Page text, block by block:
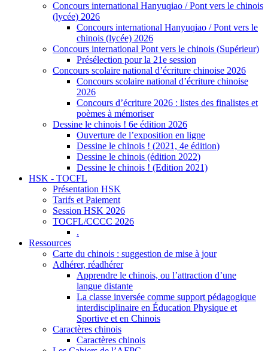
Concours international Hanyuqiao / Pont vers le chinois
(lycée) 2026
Concours international Hanyuqiao / Pont vers le
chinois (lycée) 2026
Concours international Pont vers le chinois (Supérieur)
Présélection pour la 21e session
Concours scolaire national d’écriture chinoise 2026
Concours scolaire national d’écriture chinoise
2026
Concours d’écriture 2026 : listes des finalistes et
poèmes à mémoriser
Dessine le chinois ! 6e édition 2026
Ouverture de l’exposition en ligne
Dessine le chinois ! (2021, 4e édition)
Dessine le chinois (édition 2022)
Dessine le chinois ! (Edition 2021)
HSK - TOCFL
Présentation HSK
Tarifs et Paiement
Session HSK 2026
TOCFL/CCCC 2026
.
Ressources
Carte du chinois : suggestion de mise à jour
Adhérer, réadhérer
Apprendre le chinois, ou l’attraction d’une
langue distante
La classe inversée comme support pédagogique
interdisciplinaire en Éducation Physique et
Sportive et en Chinois
Caractères chinois
Caractères chinois